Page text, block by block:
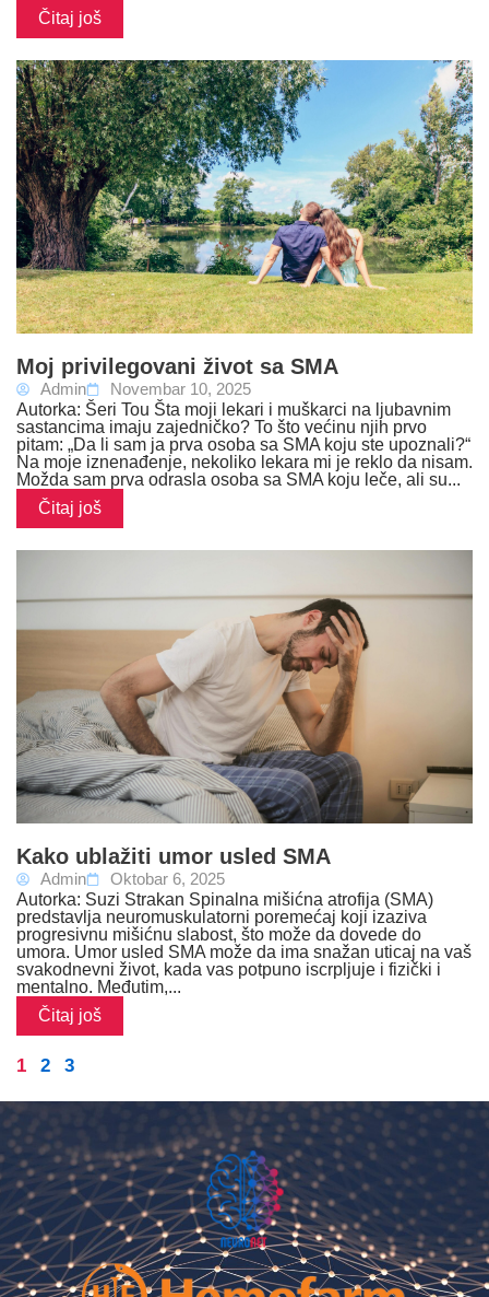
Čitaj još
Moj privilegovani život sa SMA
Admin
Novembar 10, 2025
Autorka: Šeri Tou Šta moji lekari i muškarci na ljubavnim
sastancima imaju zajedničko? To što većinu njih prvo
pitam: „Da li sam ja prva osoba sa SMA koju ste upoznali?“
Na moje iznenađenje, nekoliko lekara mi je reklo da nisam.
Možda sam prva odrasla osoba sa SMA koju leče, ali su...
Čitaj još
Kako ublažiti umor usled SMA
Admin
Oktobar 6, 2025
Autorka: Suzi Strakan Spinalna mišićna atrofija (SMA)
predstavlja neuromuskulatorni poremećaj koji izaziva
progresivnu mišićnu slabost, što može da dovede do
umora. Umor usled SMA može da ima snažan uticaj na vaš
svakodnevni život, kada vas potpuno iscrpljuje i fizički i
mentalno. Međutim,...
Čitaj još
1 2 3